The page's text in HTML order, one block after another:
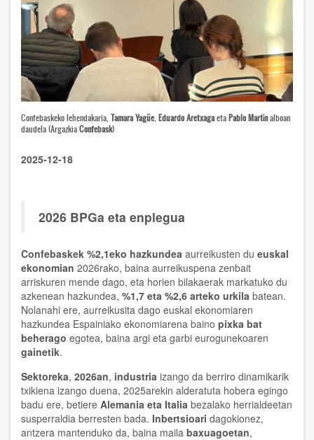
Confebaskeko lehendakaria, Tamara Yagüe Eduardo AretxagaetaPablo Martínalboan
daudela (ArgazkiaConfebask)
2025-12-18
2026 BPGa eta enplegua
Confebaskek %2,1eko hazkundea aurreikusten du euskal
ekonomian 2026rako, baina aurreikuspena zenbait
arriskuren mende dago, eta horien bilakaerak markatuko du
azkenean hazkundea, %1,7 eta %2,6 arteko urkila batean.
Nolanahi ere, aurreikusita dago euskal ekonomiaren
hazkundea Espainiako ekonomiarena baino pixka bat
beherago egotea, baina argi eta garbi eurogunekoaren
gainetik.
Sektoreka, 2026an, industria izango da berriro dinamikarik
txikiena izango duena, 2025arekin alderatuta hobera egingo
badu ere, betiere Alemania eta Italia bezalako herrialdeetan
susperraldia berresten bada. Inbertsioari dagokionez,
antzera mantenduko da, baina maila baxuagoetan,